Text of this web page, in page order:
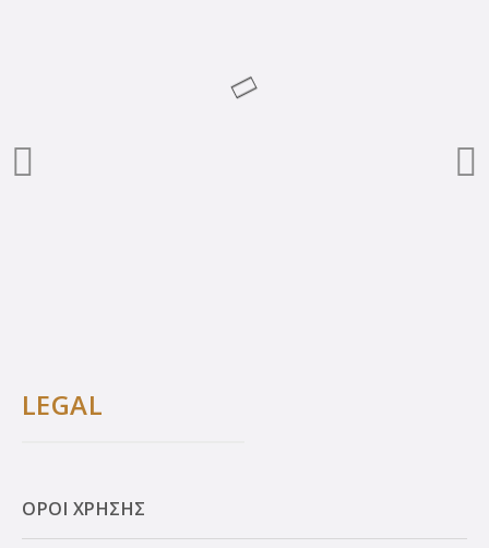
LEGAL
ΟΡΟΙ ΧΡΗΣΗΣ